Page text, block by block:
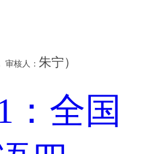
审核人： 朱宁）
：全国